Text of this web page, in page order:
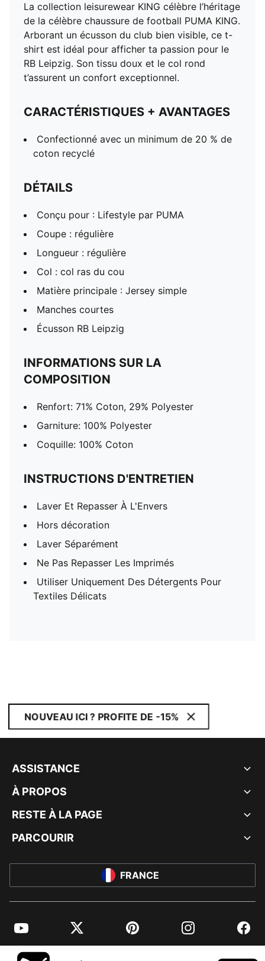
La collection leisurewear KING célèbre l’héritage
de la célèbre chaussure de football PUMA KING.
Arborant un écusson du club bien visible, ce t-
shirt est idéal pour afficher ta passion pour le
RB Leipzig. Son tissu doux et le col rond
t’assurent un confort exceptionnel.
CARACTÉRISTIQUES + AVANTAGES
Confectionné avec un minimum de 20 % de
coton recyclé
DÉTAILS
Conçu pour : Lifestyle par PUMA
Coupe : régulière
Longueur : régulière
Col : col ras du cou
Matière principale : Jersey simple
Manches courtes
Écusson RB Leipzig
INFORMATIONS SUR LA
COMPOSITION
Renfort: 71% Coton, 29% Polyester
Garniture: 100% Polyester
Coquille: 100% Coton
INSTRUCTIONS D'ENTRETIEN
Laver Et Repasser À L'Envers
Hors décoration
Laver Séparément
Ne Pas Repasser Les Imprimés
Utiliser Uniquement Des Détergents Pour
Textiles Délicats
NOUVEAU ICI ? PROFITE DE -15%
ASSISTANCE
À PROPOS
RESTE À LA PAGE
PARCOURIR
FRANCE
YouTube Twitter Pinterest Instagram
© PUMA EUROPE GMBH, 2026. TOUS DROITS RÉSERVÉS